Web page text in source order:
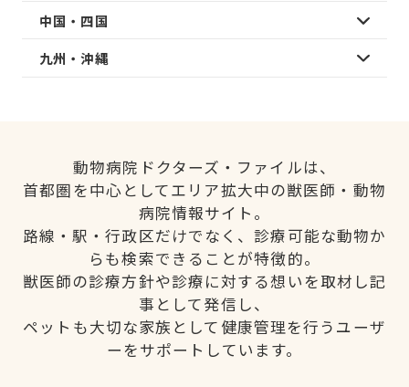
中国・四国
九州・沖縄
動物病院ドクターズ・ファイルは、
首都圏を中心としてエリア拡大中の獣医師・動物
病院情報サイト。
路線・駅・行政区だけでなく、診療可能な動物か
らも検索できることが特徴的。
獣医師の診療方針や診療に対する想いを取材し記
事として発信し、
ペットも大切な家族として健康管理を行うユーザ
ーをサポートしています。